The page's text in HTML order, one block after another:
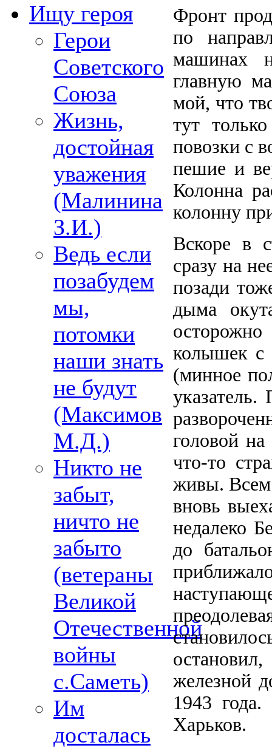
Ищу героя
Герои
Советского
Союза
Жизнь,
достойная
уважения
(Малинина
З.И.)
Ведь если
позабудем
мы,
потомки
наши знать
не будут
(Максимов
М.Д.)
Никто не
забыт,
ничто не
забыто
(ветераны
Великой
Отечественной
войны
с.Саметь)
Им
досталась
Фронт
по
машинах
главную
мой, что
тут
повозки с
пешие и
Колонна
колонну
Вскоре в
сразу на
позади
дыма
колышек с
(минное
головой
что-то
живы. Всем
вновь
недалеко
до
железной
1943
Харьков.